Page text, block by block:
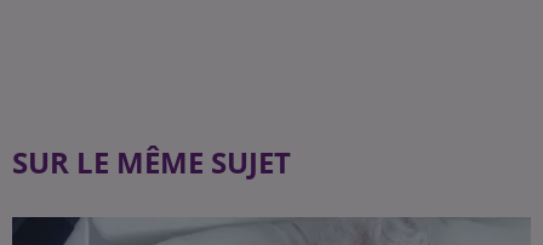
SUR LE MÊME SUJET